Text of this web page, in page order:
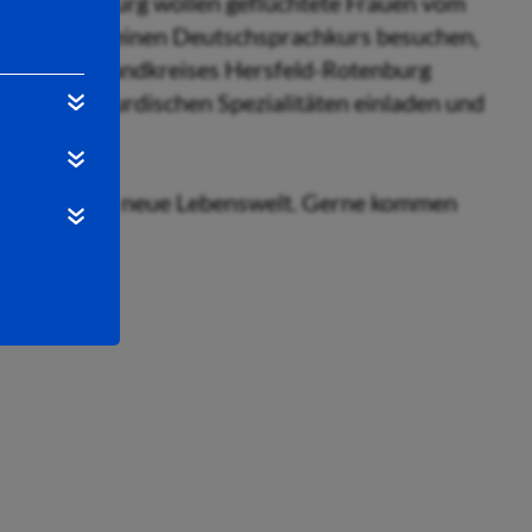
einen Deutschsprachkurs besuchen,
des Landkreises Hersfeld-Rotenburg
und kurdischen Spezialitäten einladen und
in eine neue Lebenswelt. Gerne kommen